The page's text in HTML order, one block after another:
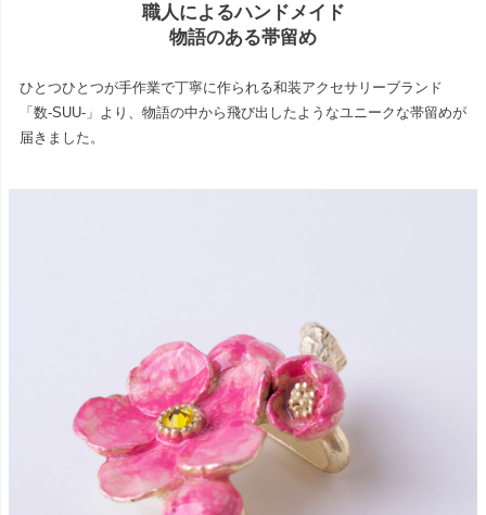
職人によるハンドメイド
物語のある帯留め
ひとつひとつが手作業で丁寧に作られる和装アクセサリーブランド
「数-SUU-」より、物語の中から飛び出したようなユニークな帯留めが
届きました。